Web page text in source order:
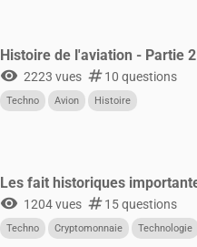
Histoire de l'aviation - Partie 2
visibility 2223 vues numbers10 questions
Techno Avion Histoire
Les fait historiques
visibility 1204 vues numbers15 questions
Techno Cryptomonnaie Technologie